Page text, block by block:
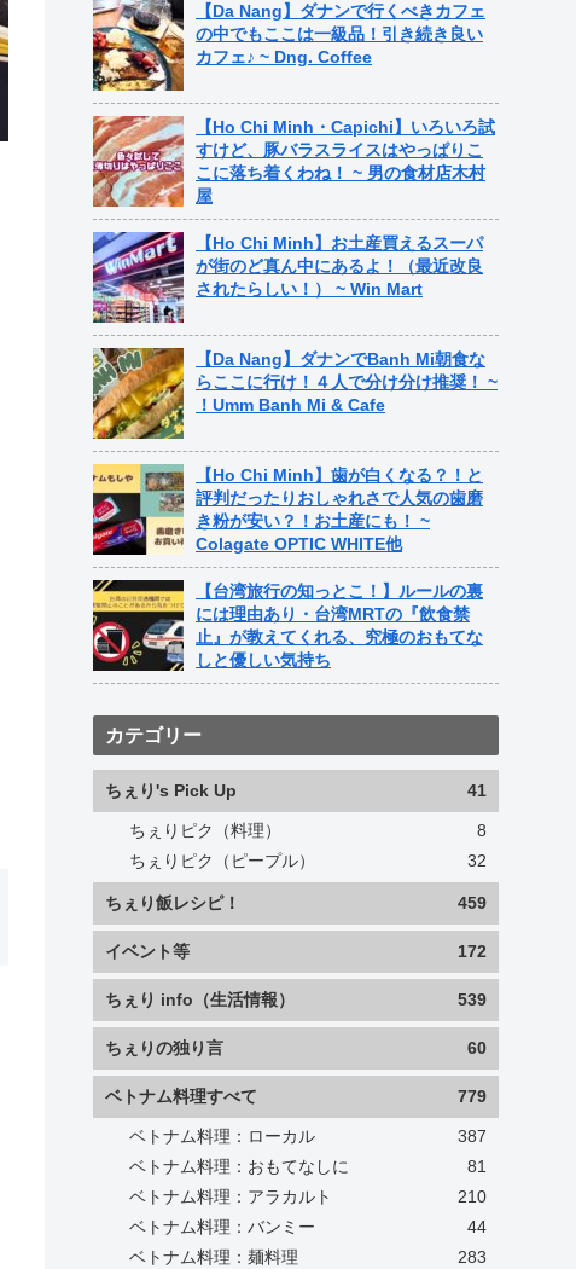
【Da Nang】ダナンで行くべきカフェ
の中でもここは一級品！引き続き良い
カフェ♪ ~ Dng. Coffee
【Ho Chi Minh・Capichi】いろいろ試
すけど、豚バラスライスはやっぱりこ
こに落ち着くわね！ ~ 男の食材店木村
屋
【Ho Chi Minh】お土産買えるスーパ
が街のど真ん中にあるよ！（最近改良
されたらしい！） ~ Win Mart
【Da Nang】ダナンでBanh Mi朝食な
らここに行け！４人で分け分け推奨！ ~
！Umm Banh Mi & Cafe
【Ho Chi Minh】歯が白くなる？！と
評判だったりおしゃれさで人気の歯磨
き粉が安い？！お土産にも！ ~
Colagate OPTIC WHITE他
【台湾旅行の知っとこ！】ルールの裏
には理由あり・台湾MRTの『飲食禁
止』が教えてくれる、究極のおもてな
しと優しい気持ち
カテゴリー
ちぇり's Pick Up 41
ちぇりピク（料理）
8
ちぇりピク（ピープル）
32
ちぇり飯レシピ！ 459
イベント等 172
ちぇり info（生活情報） 539
ちぇりの独り言 60
ベトナム料理すべて 779
ベトナム料理：ローカル
387
ベトナム料理：おもてなしに
81
ベトナム料理：アラカルト
210
ベトナム料理：バンミー
44
ベトナム料理：麺料理
283